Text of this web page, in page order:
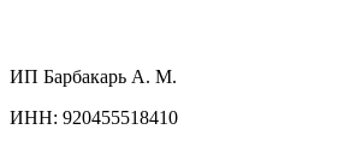
ИП Барбакарь А. М.
ИНН: 920455518410